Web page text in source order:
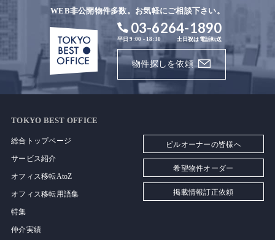
WEB非公開物件多数。お気軽にご相談下さい。
03-6264-1890
平日 9:00 - 18:30 土日祝は電話転送
物件探しを依頼
TOKYO BEST OFFICE
総合トップページ
サービス紹介
オフィス移転AtoZ
オフィス移転用語集
特集
仲介実績
ビルオーナーの皆様へ
希望物件オーダー
掲載情報訂正依頼